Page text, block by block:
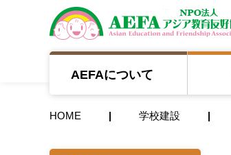
AEFAについて
HOME 学校建設